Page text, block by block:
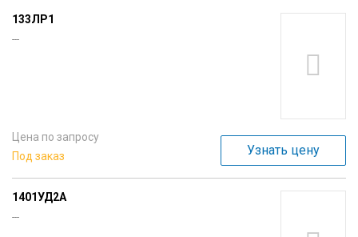
Вакансии
Контакты
Доставка
133ЛР1
---
Цена по запросу
Под заказ
Узнать цену
1401УД2А
---